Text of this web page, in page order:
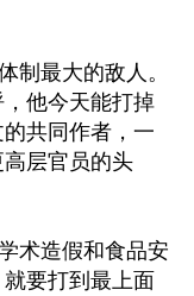
制最大的敌人。
他今天能打掉
共同作者，一
层官员的头
术造假和食品安
要打到最上面